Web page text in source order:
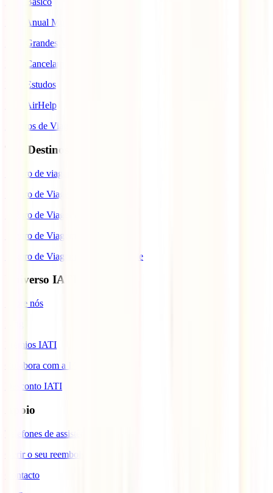
IATI Anual Multiviagem
IATI Grandes Viajantes
IATI Cancelamento Premium
IATI Estudos
IATI AirHelp
Seguros de Viagem
Top Destinos
Seguro de viagem para o Japão
Seguro de Viagem para os EUA
Seguro de Viagem para o Brasil
Seguro de Viagem para Tailândia
Seguro de Viagem para Cabo Verde
Universo IATI
Sobre nós
Prémios IATI
Colabora com a IATI
Desconto IATI
Apoio
Telefones de assistência
Gerir o seu reembolso
Contacto